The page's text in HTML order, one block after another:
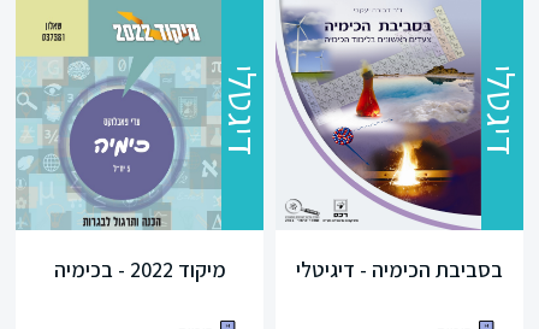
סגור
דיגטלי
בסביבת הכימיה - דיגיטלי
דיגטלי
מיקוד 2022 - בכימיה